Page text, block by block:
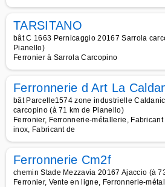
TARSITANO
bât C 1663 Pernicaggio 20167 Sarrola
Pianello)
Ferronier à Sarrola Carcopino
Ferronnerie d Art La
bât Parcelle1574 zone industrielle
carcopino (à 71 km de Pianello)
Ferronier, Ferronnerie-métallerie,
inox, Fabricant de
Ferronnerie Cm2f
chemin Stade Mezzavia 20167 Ajaccio (à
Ferronier, Vente en ligne, Ferronnerie-